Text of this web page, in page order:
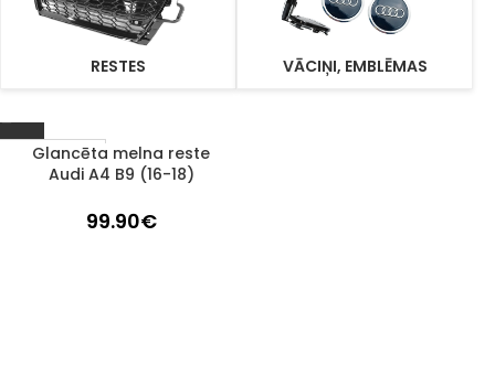
RESTES VĀCIŅI, EMBLĒMAS
1–3 d. d.
Glancēta melna reste
Audi A4 B9 (16-18)
99.90€